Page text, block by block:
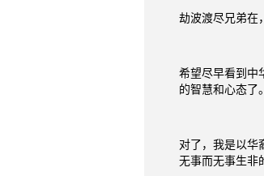
劫波渡尽兄弟在
希望尽早看到中
的智慧和心态了。
对了，我是以华
无事而无事生非